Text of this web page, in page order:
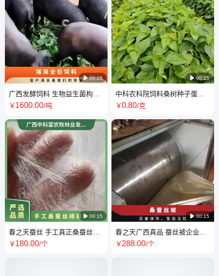
 00:15
广西发酵饲料 生物益生菌构树
蛋白桑猪用全价料中科富
￥1600.00/吨
 00:15
春之天蚕丝 手工真正桑蚕丝绵
被批发 一级 纯绵 棉 005 是
￥180.00/个
 00:15
中科农科院饲料桑树种子蛋白
桑种苗适合北方耐寒品种
￥0.80/克
 00:15
春之天广西真品 蚕丝被企业生
产厂家 纯手工桑蚕丝被批发
￥288.00/个